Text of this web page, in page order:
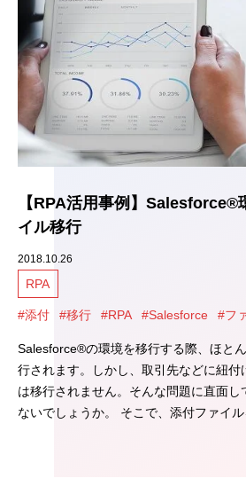
【RPA活用事例】Salesforce®
イル移行
2018.10.26
RPA
#添付 #移行 #RPA #Salesforce #フ
Salesforce®の環境を移行する際、ほと
行されます。しかし、取引先などに紐付
は移行されません。そんな問題に直面し
ないでしょうか。 そこで、添付ファイル